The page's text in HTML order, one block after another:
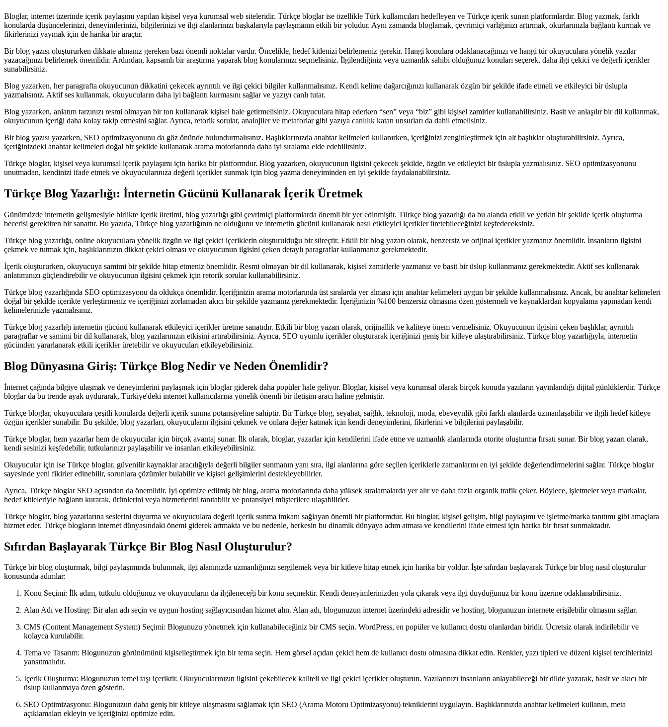
Bloglar, internet üzerinde içerik paylaşımı yapılan kişisel veya kurumsal web siteleridir. Türkçe bloglar ise özellikle Türk kullanıcıları hedefleyen ve Türkçe içerik sunan platformlardır. Blog yazmak, farklı
konularda düşüncelerinizi, deneyimlerinizi, bilgilerinizi ve ilgi alanlarınızı başkalarıyla paylaşmanın etkili bir yoludur. Aynı zamanda bloglamak, çevrimiçi varlığınızı artırmak, okurlarınızla bağlantı kurmak ve
fikirlerinizi yaymak için de harika bir araçtır.
Bir blog yazısı oluştururken dikkate almanız gereken bazı önemli noktalar vardır. Öncelikle, hedef kitlenizi belirlemeniz gerekir. Hangi konulara odaklanacağınızı ve hangi tür okuyuculara yönelik yazılar
yazacağınızı belirlemek önemlidir. Ardından, kapsamlı bir araştırma yaparak blog konularınızı seçmelisiniz. İlgilendiğiniz veya uzmanlık sahibi olduğunuz konuları seçerek, daha ilgi çekici ve değerli içerikler
sunabilirsiniz.
Blog yazarken, her paragrafta okuyucunun dikkatini çekecek ayrıntılı ve ilgi çekici bilgiler kullanmalısınız. Kendi kelime dağarcığınızı kullanarak özgün bir şekilde ifade etmeli ve etkileyici bir üslupla
yazmalısınız. Aktif ses kullanmak, okuyucuların daha iyi bağlantı kurmasını sağlar ve yazıyı canlı tutar.
Blog yazarken, anlatım tarzınızı resmi olmayan bir ton kullanarak kişisel hale getirmelisiniz. Okuyuculara hitap ederken “sen” veya “biz” gibi kişisel zamirler kullanabilirsiniz. Basit ve anlaşılır bir dil kullanmak,
okuyucunun içeriği daha kolay takip etmesini sağlar. Ayrıca, retorik sorular, analojiler ve metaforlar gibi yazıya canlılık katan unsurları da dahil etmelisiniz.
Bir blog yazısı yazarken, SEO optimizasyonunu da göz önünde bulundurmalısınız. Başlıklarınızda anahtar kelimeleri kullanırken, içeriğinizi zenginleştirmek için alt başlıklar oluşturabilirsiniz. Ayrıca,
içeriğinizdeki anahtar kelimeleri doğal bir şekilde kullanarak arama motorlarında daha iyi sıralama elde edebilirsiniz.
Türkçe bloglar, kişisel veya kurumsal içerik paylaşımı için harika bir platformdur. Blog yazarken, okuyucunun ilgisini çekecek şekilde, özgün ve etkileyici bir üslupla yazmalısınız. SEO optimizasyonunu
unutmadan, kendinizi ifade etmek ve okuyucularınıza değerli içerikler sunmak için blog yazma deneyiminden en iyi şekilde faydalanabilirsiniz.
Türkçe Blog Yazarlığı: İnternetin Gücünü Kullanarak İçerik Üretmek
Günümüzde internetin gelişmesiyle birlikte içerik üretimi, blog yazarlığı gibi çevrimiçi platformlarda önemli bir yer edinmiştir. Türkçe blog yazarlığı da bu alanda etkili ve yetkin bir şekilde içerik oluşturma
becerisi gerektiren bir sanattır. Bu yazıda, Türkçe blog yazarlığının ne olduğunu ve internetin gücünü kullanarak nasıl etkileyici içerikler üretebileceğinizi keşfedeceksiniz.
Türkçe blog yazarlığı, online okuyuculara yönelik özgün ve ilgi çekici içeriklerin oluşturulduğu bir süreçtir. Etkili bir blog yazarı olarak, benzersiz ve orijinal içerikler yazmanız önemlidir. İnsanların ilgisini
çekmek ve tutmak için, başlıklarınızın dikkat çekici olması ve okuyucunun ilgisini çeken detaylı paragraflar kullanmanız gerekmektedir.
İçerik oluştururken, okuyucuya samimi bir şekilde hitap etmeniz önemlidir. Resmi olmayan bir dil kullanarak, kişisel zamirlerle yazmanız ve basit bir üslup kullanmanız gerekmektedir. Aktif ses kullanarak
anlatımınızı güçlendirebilir ve okuyucunun ilgisini çekmek için retorik sorular kullanabilirsiniz.
Türkçe blog yazarlığında SEO optimizasyonu da oldukça önemlidir. İçeriğinizin arama motorlarında üst sıralarda yer alması için anahtar kelimeleri uygun bir şekilde kullanmalısınız. Ancak, bu anahtar kelimeleri
doğal bir şekilde içerikte yerleştirmeniz ve içeriğinizi zorlamadan akıcı bir şekilde yazmanız gerekmektedir. İçeriğinizin %100 benzersiz olmasına özen göstermeli ve kaynaklardan kopyalama yapmadan kendi
kelimelerinizle yazmalısınız.
Türkçe blog yazarlığı internetin gücünü kullanarak etkileyici içerikler üretme sanatıdır. Etkili bir blog yazarı olarak, orijinallik ve kaliteye önem vermelisiniz. Okuyucunun ilgisini çeken başlıklar, ayrıntılı
paragraflar ve samimi bir dil kullanarak, blog yazılarınızın etkisini artırabilirsiniz. Ayrıca, SEO uyumlu içerikler oluşturarak içeriğinizi geniş bir kitleye ulaştırabilirsiniz. Türkçe blog yazarlığıyla, internetin
gücünden yararlanarak etkili içerikler üretebilir ve okuyucuları etkileyebilirsiniz.
Blog Dünyasına Giriş: Türkçe Blog Nedir ve Neden Önemlidir?
İnternet çağında bilgiye ulaşmak ve deneyimlerini paylaşmak için bloglar giderek daha popüler hale geliyor. Bloglar, kişisel veya kurumsal olarak birçok konuda yazıların yayınlandığı dijital günlüklerdir. Türkçe
bloglar da bu trende ayak uydurarak, Türkiye'deki internet kullanıcılarına yönelik önemli bir iletişim aracı haline gelmiştir.
Türkçe bloglar, okuyuculara çeşitli konularda değerli içerik sunma potansiyeline sahiptir. Bir Türkçe blog, seyahat, sağlık, teknoloji, moda, ebeveynlik gibi farklı alanlarda uzmanlaşabilir ve ilgili hedef kitleye
özgün içerikler sunabilir. Bu şekilde, blog yazarları, okuyucuların ilgisini çekmek ve onlara değer katmak için kendi deneyimlerini, fikirlerini ve bilgilerini paylaşabilir.
Türkçe bloglar, hem yazarlar hem de okuyucular için birçok avantaj sunar. İlk olarak, bloglar, yazarlar için kendilerini ifade etme ve uzmanlık alanlarında otorite oluşturma fırsatı sunar. Bir blog yazarı olarak,
kendi sesinizi keşfedebilir, tutkularınızı paylaşabilir ve insanları etkileyebilirsiniz.
Okuyucular için ise Türkçe bloglar, güvenilir kaynaklar aracılığıyla değerli bilgiler sunmanın yanı sıra, ilgi alanlarına göre seçilen içeriklerle zamanlarını en iyi şekilde değerlendirmelerini sağlar. Türkçe bloglar
sayesinde yeni fikirler edinebilir, sorunlara çözümler bulabilir ve kişisel gelişimlerini destekleyebilirler.
Ayrıca, Türkçe bloglar SEO açısından da önemlidir. İyi optimize edilmiş bir blog, arama motorlarında daha yüksek sıralamalarda yer alır ve daha fazla organik trafik çeker. Böylece, işletmeler veya markalar,
hedef kitleleriyle bağlantı kurarak, ürünlerini veya hizmetlerini tanıtabilir ve potansiyel müşterilere ulaşabilirler.
Türkçe bloglar, blog yazarlarına seslerini duyurma ve okuyuculara değerli içerik sunma imkanı sağlayan önemli bir platformdur. Bu bloglar, kişisel gelişim, bilgi paylaşımı ve işletme/marka tanıtımı gibi amaçlara
hizmet eder. Türkçe blogların internet dünyasındaki önemi giderek artmakta ve bu nedenle, herkesin bu dinamik dünyaya adım atması ve kendilerini ifade etmesi için harika bir fırsat sunmaktadır.
Sıfırdan Başlayarak Türkçe Bir Blog Nasıl Oluşturulur?
Türkçe bir blog oluşturmak, bilgi paylaşımında bulunmak, ilgi alanınızda uzmanlığınızı sergilemek veya bir kitleye hitap etmek için harika bir yoldur. İşte sıfırdan başlayarak Türkçe bir blog nasıl oluşturulur
konusunda adımlar:
Konu Seçimi: İlk adım, tutkulu olduğunuz ve okuyucuların da ilgileneceği bir konu seçmektir. Kendi deneyimlerinizden yola çıkarak veya ilgi duyduğunuz bir konu üzerine odaklanabilirsiniz.
Alan Adı ve Hosting: Bir alan adı seçin ve uygun hosting sağlayıcısından hizmet alın. Alan adı, blogunuzun internet üzerindeki adresidir ve hosting, blogunuzun internete erişilebilir olmasını sağlar.
CMS (Content Management System) Seçimi: Blogunuzu yönetmek için kullanabileceğiniz bir CMS seçin. WordPress, en popüler ve kullanıcı dostu olanlardan biridir. Ücretsiz olarak indirilebilir ve
kolayca kurulabilir.
Tema ve Tasarım: Blogunuzun görünümünü kişiselleştirmek için bir tema seçin. Hem görsel açıdan çekici hem de kullanıcı dostu olmasına dikkat edin. Renkler, yazı tipleri ve düzeni kişisel tercihlerinizi
yansıtmalıdır.
İçerik Oluşturma: Blogunuzun temel taşı içeriktir. Okuyucularınızın ilgisini çekebilecek kaliteli ve ilgi çekici içerikler oluşturun. Yazılarınızı insanların anlayabileceği bir dilde yazarak, basit ve akıcı bir
üslup kullanmaya özen gösterin.
SEO Optimizasyonu: Blogunuzun daha geniş bir kitleye ulaşmasını sağlamak için SEO (Arama Motoru Optimizasyonu) tekniklerini uygulayın. Başlıklarınızda anahtar kelimeleri kullanın, meta
açıklamaları ekleyin ve içeriğinizi optimize edin.